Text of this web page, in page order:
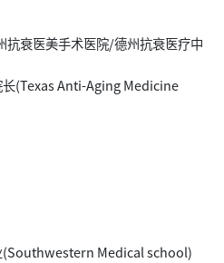
衰医美手术医院/德州抗衰医疗中
(Texas Anti-Aging Medicine
(Southwestern Medical school)